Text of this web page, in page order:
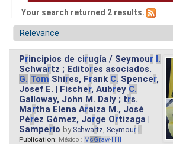
Your search returned 2 results.
Principios de cirugía / Seymour I.
Schwartz ; Editores asociados.
G. Tom Shires, Frank C. Spencer,
Josef E. | Fischer, Aubrey C.
Galloway, John M. Daly ; trs.
Martha Elena Araiza M., José
Pérez Gómez, Jorge Ortizaga |
Samperio by Schwartz, Seymour I.
Publication: México : McGraw-Hill